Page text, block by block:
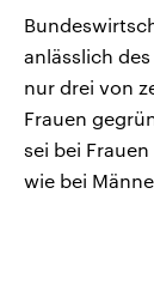
anlässlich
nur drei von
Frauen
sei bei
wie bei